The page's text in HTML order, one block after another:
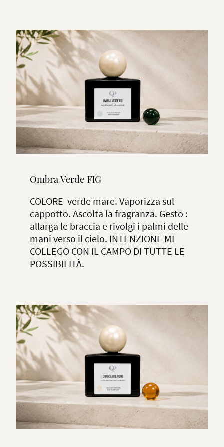
Ombra Verde FIG
COLORE verde mare. Vaporizza sul
cappotto. Ascolta la fragranza. Gesto :
allarga le braccia e rivolgi i palmi delle
mani verso il cielo. INTENZIONE MI
COLLEGO CON IL CAMPO DI TUTTE LE
POSSIBILITÀ.